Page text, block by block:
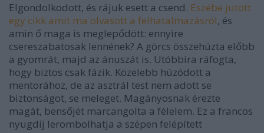
Elgondolkodott, és rájuk esett a csend. Eszébe jutott
egy cikk amit ma olvasott a felhatalmazásról, és
amin ő maga is meglepődött: ennyire
csereszabatosak lennének? A görcs összehúzta előbb
a gyomrát, majd az ánuszát is. Utóbbira ráfogta,
hogy biztos csak fázik. Közelebb húzódott a
mentorához, de az asztrál test nem adott se
biztonságot, se meleget. Magányosnak érezte
magát, bensőjét marcangolta a félelem. Ez a francos
nyugdíj lerombolhatja a szépen felépített